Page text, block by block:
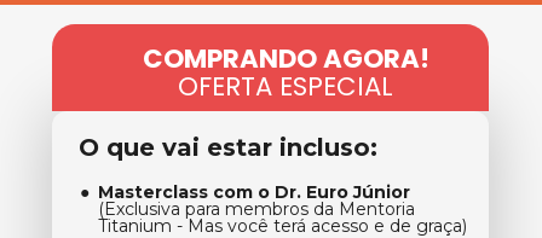
COMPRANDO AGORA!
OFERTA ESPECIAL
O que vai estar incluso:
Masterclass com o Dr. Euro Júnior
(Exclusiva para membros da Mentoria
Titanium - Mas você terá acesso e de graça)